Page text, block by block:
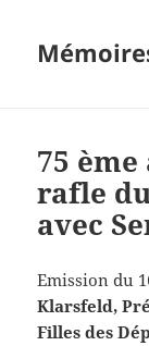
75
rafle
avec
Emission du
Klarsfeld,
Filles des